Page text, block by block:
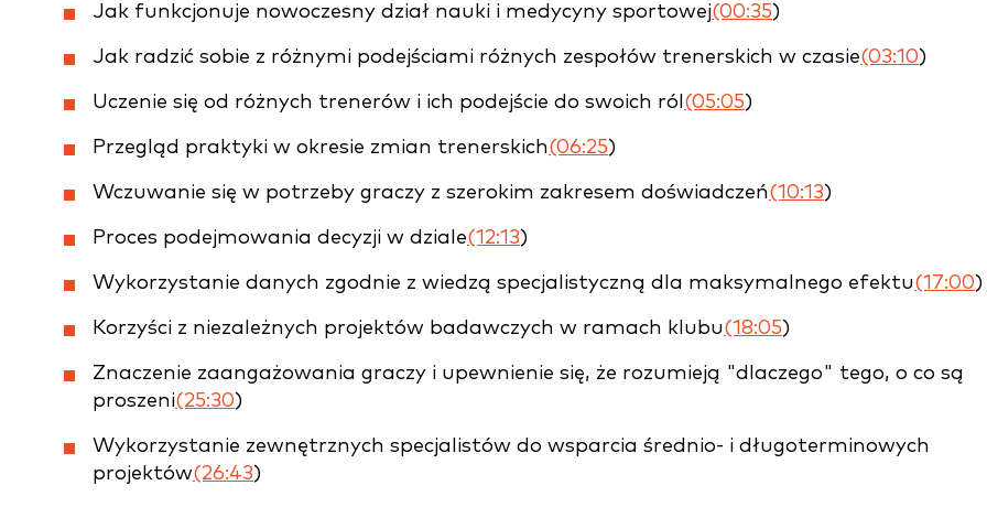
Jak funkcjonuje nowoczesny dział nauki i medycyny sportowej(00:35)
Jak radzić sobie z różnymi podejściami różnych zespołów trenerskich w czasie(03:10)
Uczenie się od różnych trenerów i ich podejście do swoich ról (05:05)
Przegląd praktyki w okresie zmian trenerskich(06:25)
Wczuwanie się w potrzeby graczy z szerokim zakresem doświadczeń(10:13)
Proces podejmowania decyzji w dziale(12:13)
Wykorzystanie danych zgodnie z wiedzą specjalistyczną dla maksymalnego efektu(17:00)
Korzyści z niezależnych projektów badawczych w ramach klubu(18:05)
Znaczenie zaangażowania graczy i upewnienie się, że rozumieją "dlaczego" tego, o co są
proszeni(25:30)
Wykorzystanie zewnętrznych specjalistów do wsparcia średnio- i długoterminowych
projektów(26:43)